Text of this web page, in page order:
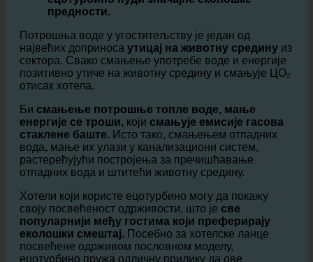
Поред финансијских погодности,
ецотурбино нуди значајне еколошке
предности.
Потрошња воде у угоститељству је један од
највећих доприносаутицај на животну средину из
сектора. Свако смањење употребе воде и енергије
позитивно утиче на животну средину и смањује ЦО₂
отисак хотела.
Бисмањење потрошње топле воде, мање
енергије се троши,којисмањује емисије гасова
стаклене баште.Исто тако, смањењем отпадних
вода, мање их улази у канализациони систем,
растерећујући постројења за пречишћавање
отпадних вода и штитећи животну средину.
Хотели који користе ецотурбино могу да покажу
своју посвећеност одрживости, што јесве
популарнији међу гостима који преферирају